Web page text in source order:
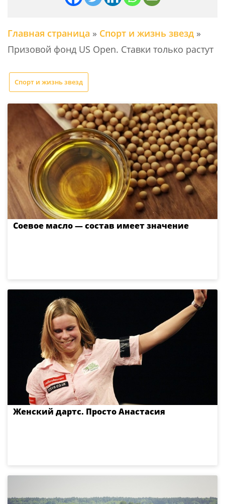
Главная страница » Спорт и жизнь звезд »
Призовой фонд US Open. Ставки только растут
Спорт и жизнь звезд
Соевое масло — состав имеет значение
Женский дартс. Просто Анастасия